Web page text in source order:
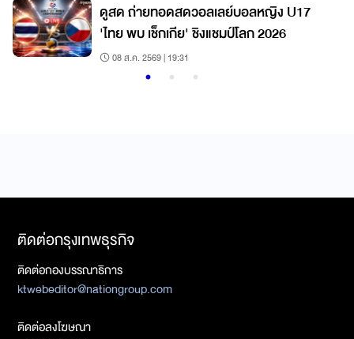
ดูสด ถ่ายทอดสดวอลเลย์บอลหญิง U17
'ไทย พบ เช็กเกีย' ชิงแชมป์โลก 2026
08 ส.ค. 2569 | 19:31
ติดต่อกรุงเทพธุรกิจ
ติดต่อกองบรรณาธิการ
ktwebeditor@nationgroup.com
ติดต่อลงโฆษณา